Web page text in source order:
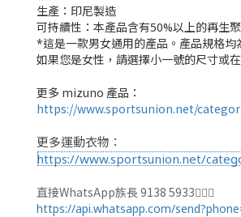
生產： 印尼製造
可持續性：本產品含有50%以上的再生
*這是一款男女通用的產品。產品規格均
如果您是女性，請選擇小一號的尺寸或
更多 mizuno 產品：
https://www.sportsunion.net/
更多運動衣物：
https://www.sportsunion.net/
直接WhatsApp族長 9138 5933🙆🏻‍♂
https://api.whatsapp.com/